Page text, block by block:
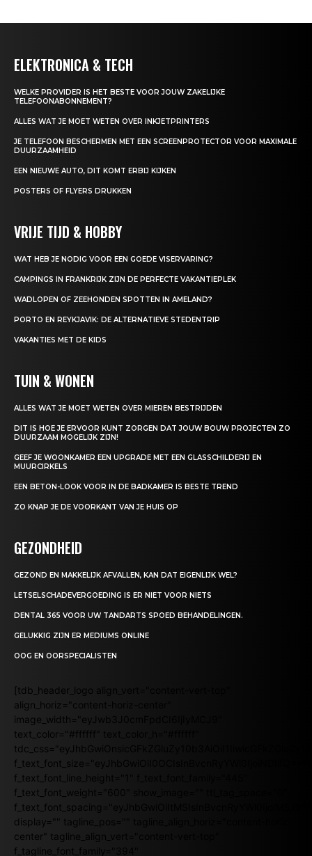
ELEKTRONICA & TECH
WELKE PROVIDER IS HET BESTE VOOR JOUW ZAKELIJKE
TELEFOONABONNEMENT?
ALLES WAT JE MOET WETEN OVER INKJETPRINTERS
JE TELEFOON BESCHERMEN MET EEN SCREENPROTECTOR VOOR MAXIMALE
DUURZAAMHEID
EEN NIEUWE AUTO, DIT KOMT ERBIJ KIJKEN
POSTERS OF FLYERS DRUKKEN
VRIJE TIJD & HOBBY
WAT HEB JE NODIG VOOR EEN GOEDE VISERVARING?
CAMPINGS IN FRANKRIJK ZIJN DE PERFECTE VAKANTIEPLEK
WADLOPEN OF ZEEHONDEN SPOTTEN IN AMELAND?
PORTO EN REYKJAVIK: DE ALTERNATIEVE STEDENTRIP
VAKANTIES MET DE KIDS
TUIN & WONEN
ALLES WAT JE MOET WETEN OVER MIEREN BESTRIJDEN
DIT IS HOE JE ERVOOR KUNT ZORGEN DAT JOUW BOUW PROJECTEN ZO
DUURZAAM MOGELIJK ZIJN!
GEEF JE WOONKAMER EEN UPGRADE MET EEN GLASSCHILDERIJ EN
MUURCIRKELS
EEN BETON-LOOK VOOR IN DE BADKAMER IS BESTE TREND
ZO KNAP JE DE VOORKANT VAN JE HUIS OP
GEZONDHEID
GEZOND EN MAKKELIJK AFVALLEN, KAN DAT EIGENLIJK WEL?
LETSELSCHADEVERGOEDING IS ER NIET VOOR NIETS
DENTAL 365 VOOR UW TANDARTS SPOED BEHANDELINGEN.
GELUKKIG ZIJN ER MEDIUMS ONLINE
OOG EN OORSPECIALISTEN
[tdb_header_logo align_vert="content-vert-top"
align_horiz="content-horiz-center"
image_width="eyJwb3J0cmFpdCI6IjIyMCJ9"
text_color="#ffffff" text_color_h="#ffffff"
f_text_font_size="eyJhbGwiOiI0OCIsInBvcnRyYWl0IjoiNDIifQ=="
f_text_font_line_height="1" f_text_font_family="445"
f_text_font_weight="600" show_image="" ttl_tag_space="0"
f_text_font_spacing="eyJhbGwiOiItMSIsInBvcnRyYWl0IjoiMSJ9"
display="" tagline_pos="" tagline_align_horiz="content-horiz-
center" tagline_align_vert="content-vert-top"
f_tagline_font_family="394"